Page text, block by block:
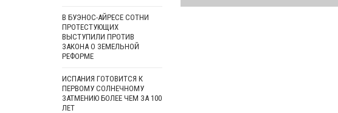
В БУЭНОС-АЙРЕСЕ СОТНИ
ПРОТЕСТУЮЩИХ
ВЫСТУПИЛИ ПРОТИВ
ЗАКОНА О ЗЕМЕЛЬНОЙ
РЕФОРМЕ
ИСПАНИЯ ГОТОВИТСЯ К
ПЕРВОМУ СОЛНЕЧНОМУ
ЗАТМЕНИЮ БОЛЕЕ ЧЕМ ЗА 100
ЛЕТ